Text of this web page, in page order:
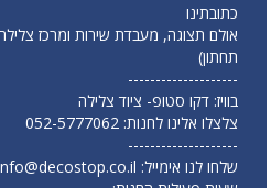
כתובתינו
תחתון)
--------------------
בוויז: דקו סטופ- ציוד צלילה
צלצלו אלינו לחנות: 052-5777062
--------------------
שלחו לנו אימייל: info@decostop.co.il